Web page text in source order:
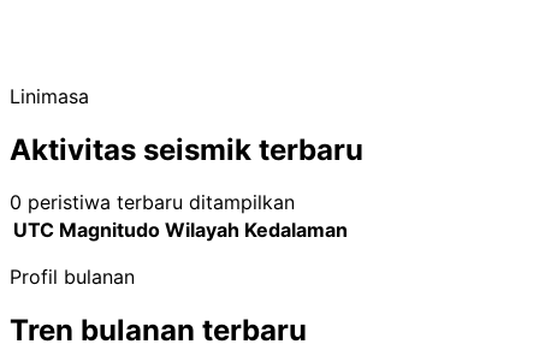
Linimasa
Aktivitas seismik terbaru
0 peristiwa terbaru ditampilkan
UTC Magnitudo Wilayah Kedalaman
Profil bulanan
Tren bulanan terbaru